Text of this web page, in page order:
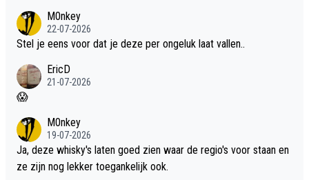
M0nkey
22-07-2026
Stel je eens voor dat je deze per ongeluk laat vallen..
EricD
21-07-2026
😱
M0nkey
19-07-2026
Ja, deze whisky's laten goed zien waar de regio's voor staan en
ze zijn nog lekker toegankelijk ook.